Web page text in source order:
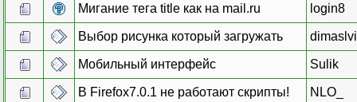
Мигание тега title как на mail.ru login8
Выбор рисунка который загружать
Мобильный интерфейс Sulik
В Firefox7.0.1 не работают скрипты!
NLO_